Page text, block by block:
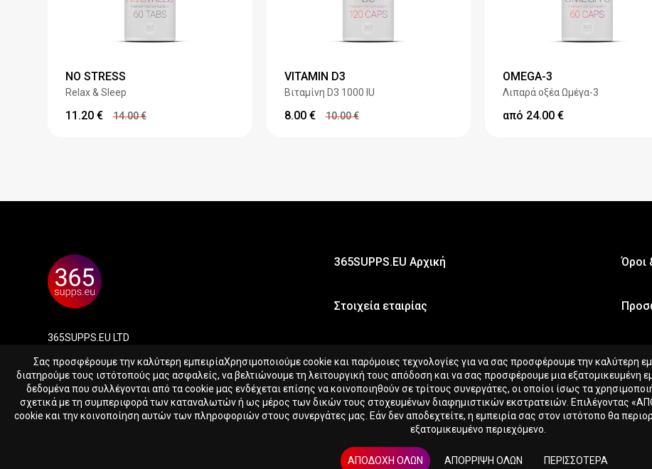
NO STRESS
Relax & Sleep
11.20 € 14.00€
VITAMIN D3
Βιταμίνη D3 1000 IU
8.00€ 10.00€
OMEGA-3
Λιπαρά οξέα Ωμέγα-3
από 24.00 €
365SUPPS.EU LTD
Skaloupion 16, Peyia, 8575, Cyprus
365SUPPS.EU Αρχική
Στοιχεία εταιρίας
Όροι
Σας προσφέρουμε την καλύτερη εμπειρίαΧρησιμοποιούμε cookie και παρόμοιες τεχνολογίες για να σας προσφέρουμε την καλύτερη
διατηρούμε τους ιστότοπούς μας ασφαλείς, να βελτιώνουμε τη λειτουργική τους απόδοση και να σας προσφέρουμε μια εξατομικευμένη
δεδομένα που συλλέγονται από τα cookie μας ενδέχεται επίσης να κοινοποιηθούν σε τρίτους συνεργάτες, οι οποίοι ίσως τα
σχετικά με τη συμπεριφορά των καταναλωτών ή ως μέρος των δικών τους στοχευμένων διαφημιστικών εκστρατειών. Επιλέγοντας
cookie και την κοινοποίηση αυτών των πληροφοριών στους συνεργάτες μας. Εάν δεν αποδεχτείτε, η εμπειρία σας στον ιστότοπο θα
εξατομικευμένο περιεχόμενο.
ΑΠΟΔΟΧΉ ΌΛΩΝ ΑΠΌΡΡΙΨΗ ΌΛΩΝ ΠΕΡΙΣΣΌΤΕΡΑ